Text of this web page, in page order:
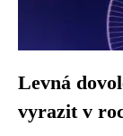
Levná
vyrazit v